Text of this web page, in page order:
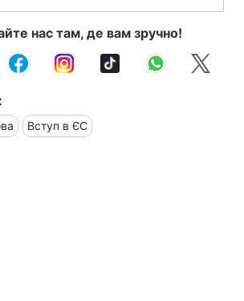
нас там, де вам зручно!
Вступ в ЄС